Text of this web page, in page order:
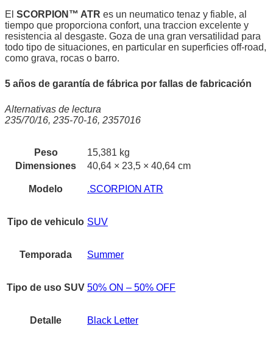
El SCORPION™ ATR es un neumatico tenaz y fiable, al
tiempo que proporciona confort, una traccion excelente y
resistencia al desgaste. Goza de una gran versatilidad para
todo tipo de situaciones, en particular en superficies off-road,
como grava, rocas o barro.
5 años de garantía de fábrica por fallas de fabricación
Alternativas de lectura
235/70/16, 235-70-16, 2357016
Peso
15,381 kg
Dimensiones
40,64 × 23,5 × 40,64 cm
Modelo .SCORPION ATR
Tipo de vehiculo SUV
Temporada Summer
Tipo de uso SUV 50% ON – 50% OFF
Detalle Black Letter